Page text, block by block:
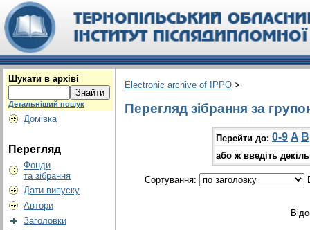
Шукати в архіві
Детальніший пошук
Домівка
Перегляд
Фонди
та зібрання
Дати випуску
Автори
Заголовки
Electronic archive of IPPO >
Перегляд зібрання за
Перейти до: 0-9 A B
або ж введіть
Сортування: